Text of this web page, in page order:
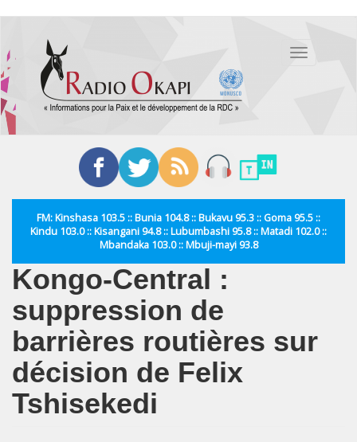
contenu
principal
Toggle
FM: Kinshasa 103.5 :: Bunia 104.8 :: Bukavu 95.3 :: Goma 95.5 ::
Kindu 103.0 :: Kisangani 94.8 :: Lubumbashi 95.8 :: Matadi 102.0 ::
Mbandaka 103.0 :: Mbuji-mayi 93.8
Kongo-Central :
suppression de
barrières routières sur
décision de Felix
Tshisekedi